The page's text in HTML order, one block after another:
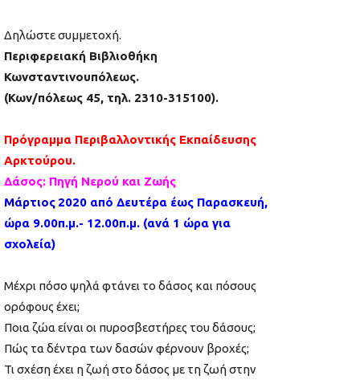
Δηλώστε συμμετοχή.
Περιφερειακή Βιβλιοθήκη
Κωνσταντινουπόλεως.
(Κων/πόλεως 45, τηλ. 2310-315100).
Πρόγραμμα Περιβαλλοντικής Εκπαίδευσης
Αρκτούρου.
Δάσος: Πηγή Νερού και Ζωής
Μάρτιος 2020 από Δευτέρα έως Παρασκευή,
ώρα 9.00π.μ.- 12.00π.μ. (ανά 1 ώρα για
σχολεία)
Μέχρι πόσο ψηλά φτάνει το δάσος και πόσους
ορόφους έχει;
Ποια ζώα είναι οι πυροσβεστήρες του δάσους;
Πώς τα δέντρα των δασών φέρνουν βροχές;
Τι σχέση έχει η ζωή στο δάσος με τη ζωή στην